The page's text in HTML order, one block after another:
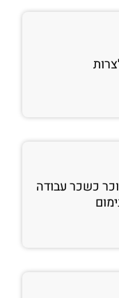
כשכר עבודה